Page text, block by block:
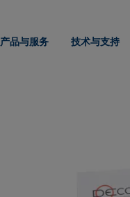
产品与服务 技术与支持